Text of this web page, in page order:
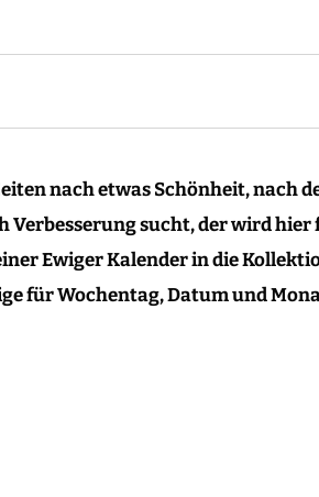
nach etwas Schönheit, nach
Verbesserung sucht, der wird
Ewiger Kalender in die
für Wochentag, Datum und